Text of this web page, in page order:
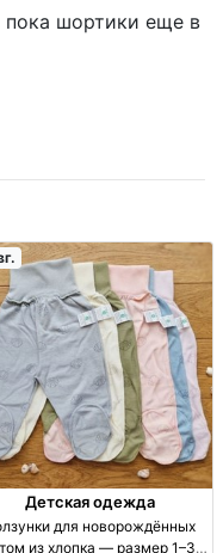
пока шортики еще в
Детская одежда
для новорождённых
из хлопка — размер 1–3